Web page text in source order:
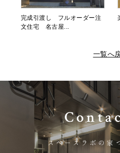
完成引渡し フルオーダー注
文住宅 名古屋...
一覧へ
スペースラボの家